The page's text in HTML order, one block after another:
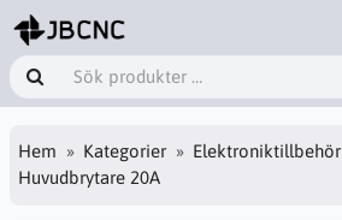
Hem Kategorier Elektroniktillbehör
Huvudbrytare 20A